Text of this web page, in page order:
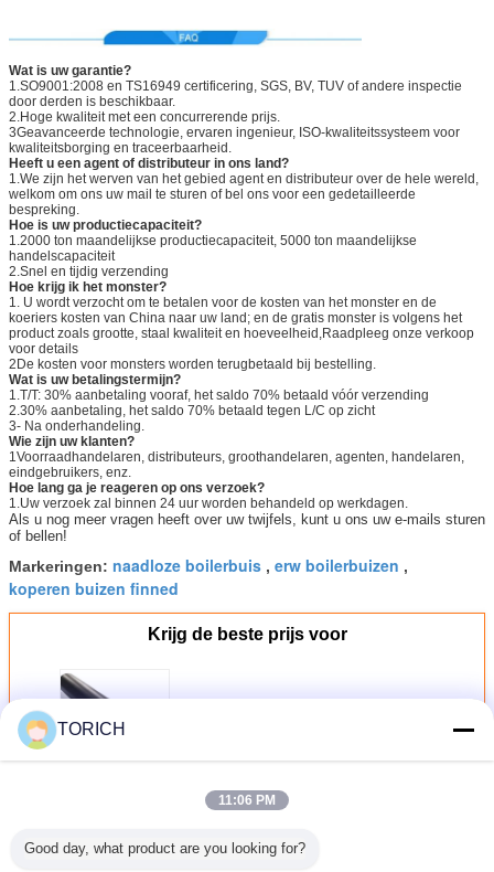
Wat is uw garantie?
1.SO9001:2008 en TS16949 certificering, SGS, BV, TUV of andere inspectie
door derden is beschikbaar.
2.Hoge kwaliteit met een concurrerende prijs.
3Geavanceerde technologie, ervaren ingenieur, ISO-kwaliteitssysteem voor
kwaliteitsborging en traceerbaarheid.
Heeft u een agent of distributeur in ons land?
1.We zijn het werven van het gebied agent en distributeur over de hele wereld,
welkom om ons uw mail te sturen of bel ons voor een gedetailleerde
bespreking.
Hoe is uw productiecapaciteit?
1.2000 ton maandelijkse productiecapaciteit, 5000 ton maandelijkse
handelscapaciteit
2.Snel en tijdig verzending
Hoe krijg ik het monster?
1. U wordt verzocht om te betalen voor de kosten van het monster en de
koeriers kosten van China naar uw land; en de gratis monster is volgens het
product zoals grootte, staal kwaliteit en hoeveelheid,Raadpleeg onze verkoop
voor details
2De kosten voor monsters worden terugbetaald bij bestelling.
Wat is uw betalingstermijn?
1.T/T: 30% aanbetaling vooraf, het saldo 70% betaald vóór verzending
2.30% aanbetaling, het saldo 70% betaald tegen L/C op zicht
3- Na onderhandeling.
Wie zijn uw klanten?
1Voorraadhandelaren, distributeurs, groothandelaren, agenten, handelaren,
eindgebruikers, enz.
Hoe lang ga je reageren op ons verzoek?
1.Uw verzoek zal binnen 24 uur worden behandeld op werkdagen.
Als u nog meer vragen heeft over uw twijfels, kunt u ons uw e-mails sturen
of bellen!
Markeringen: naadloze boilerbuis , erw boilerbuizen ,
koperen buizen finned
Krijg de beste prijs voor
Doorgaan
TORICH
11:06 PM
Good day, what product are you looking for?